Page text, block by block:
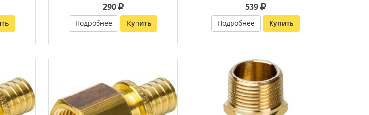
290
Подробнее Купить
539
Подробнее Купить